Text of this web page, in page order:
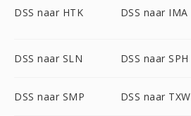
DSS naar HTK DSS naar IMA
DSS naar SLN DSS naar SPH
DSS naar SMP DSS naar TXW